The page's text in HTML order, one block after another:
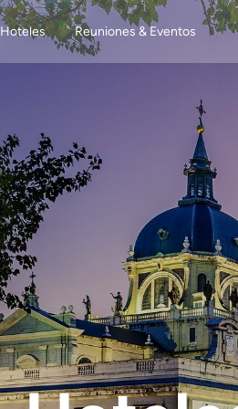
Hoteles Reuniones & Eventos